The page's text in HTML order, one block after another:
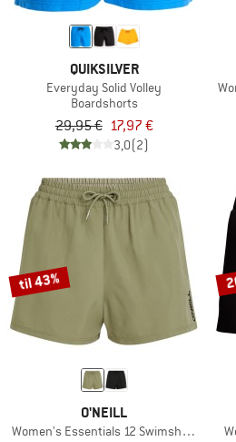
QUIKSILVER
Everyday Solid Volley
Boardshorts
29,95 € 17,97 €
3,0(2)
til 43%
O'NEILL
Women's Essentials 12 Swimshorts